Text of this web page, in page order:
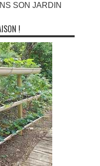
SON JARDIN
!